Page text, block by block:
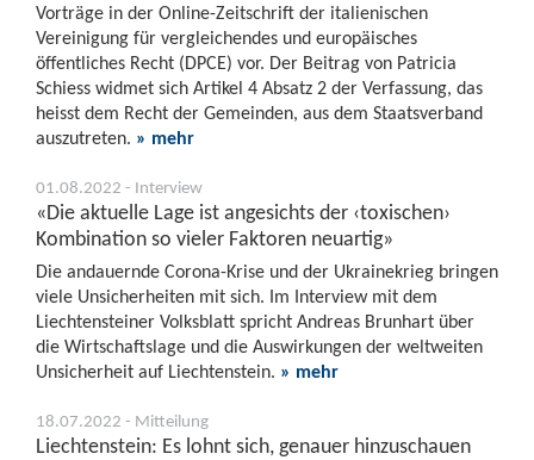
Vorträge in der Online-Zeitschrift der italienischen
Vereinigung für vergleichendes und europäisches
öffentliches Recht (DPCE) vor. Der Beitrag von Patricia
Schiess widmet sich Artikel 4 Absatz 2 der Verfassung, das
heisst dem Recht der Gemeinden, aus dem Staatsverband
auszutreten. » mehr
01.08.2022 - Interview
«Die aktuelle Lage ist angesichts der ‹toxischen›
Kombination so vieler Faktoren neuartig»
Die andauernde Corona-Krise und der Ukrainekrieg bringen
viele Unsicherheiten mit sich. Im Interview mit dem
Liechtensteiner Volksblatt spricht Andreas Brunhart über
die Wirtschaftslage und die Auswirkungen der weltweiten
Unsicherheit auf Liechtenstein. » mehr
18.07.2022 - Mitteilung
Liechtenstein: Es lohnt sich, genauer hinzuschauen